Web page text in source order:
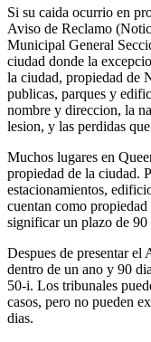
Si su caida ocurrio en
Aviso de Reclamo
Municipal General
ciudad donde la
la ciudad, propiedad de
publicas, parques y
nombre y direccion, la
lesion, y las perdidas
Muchos lugares en
propiedad de la ciudad.
estacionamientos,
cuentan como
significar un plazo de 90
Despues de presentar el
dentro de un ano y 90
50-i. Los tribunales
casos, pero no pueden
dias.